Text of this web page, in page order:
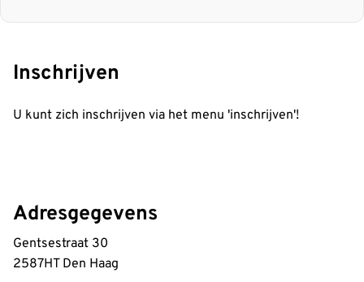
Inschrijven
U kunt zich inschrijven via het menu 'inschrijven'!
Adresgegevens
Gentsestraat 30
2587HT Den Haag